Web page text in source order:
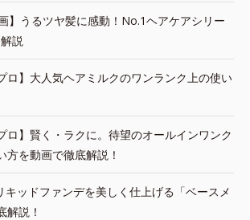
】うるツヤ髪に感動！No.1ヘアケアシリー
説
ロ】大人気ヘアミルクのワンランク上の使い
ロ】賢く・ラクに。待望のオールインワンク
方を動画で徹底解説！
キッドファンデを美しく仕上げる「ベースメ
解説！